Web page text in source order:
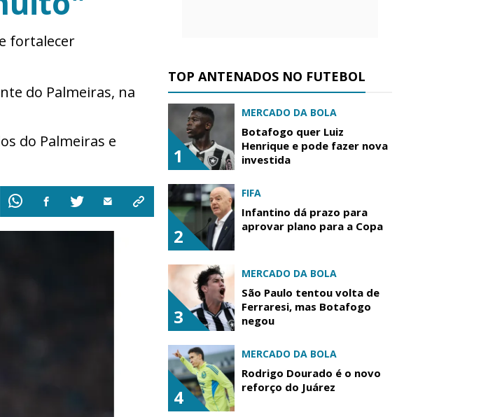
fortalecer
do Palmeiras, na
do Palmeiras e
TOP ANTENADOS NO FUTEBOL
1
MERCADO DA BOLA
Botafogo quer Luiz
Henrique e pode fazer nova
investida
2
FIFA
Infantino dá prazo para
aprovar plano para a Copa
3
MERCADO DA BOLA
São Paulo tentou volta de
Ferraresi, mas Botafogo
negou
4
MERCADO DA BOLA
Rodrigo Dourado é o novo
reforço do Juárez